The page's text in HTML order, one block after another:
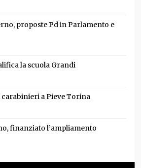
proposte Pd in Parlamento e
la scuola Grandi
carabinieri a Pieve Torina
finanziato l’ampliamento